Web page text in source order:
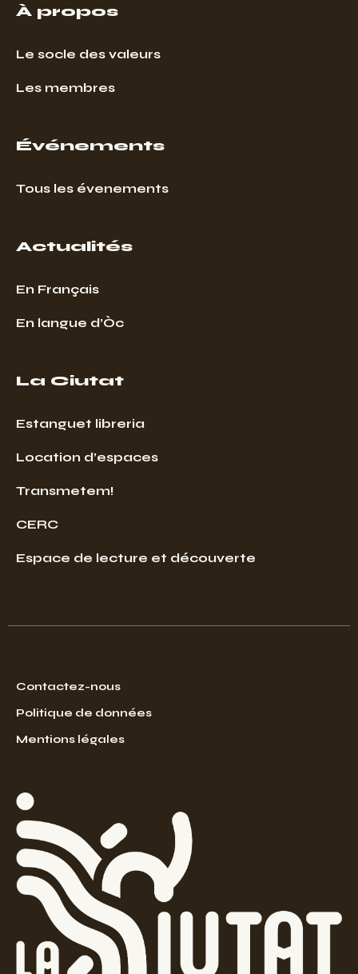
À propos
Le socle des valeurs
Les membres
Événements
Tous les évenements
Actualités
En Français
En langue d’Òc
La Ciutat
Estanguet libreria
Location d’espaces
Transmetem!
CERC
Espace de lecture et découverte
Contactez-nous
Politique de données
Mentions légales